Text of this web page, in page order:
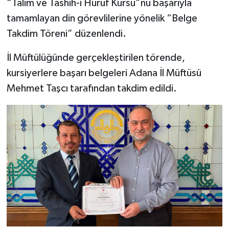
“Talim ve Tashih-i Huruf Kursu”nu başarıyla
tamamlayan din görevlilerine yönelik “Belge
Takdim Töreni” düzenlendi.
İl Müftülüğünde gerçekleştirilen törende,
kursiyerlere başarı belgeleri Adana İl Müftüsü
Mehmet Taşcı tarafından takdim edildi.
Bayburt Müftülüğü
Bilecik Müftülüğü
Bingöl Müftülüğü
Bitlis Müftülüğü
Bolu Müftülüğü
Burdur Müftülüğü
Bursa Müftülüğü
Çanakkale Müftülüğü
Çankırı Müftülüğü
Zekat
Eğitim
Kültür-Sanat
Sağlık
Makaleler
Ekonomi
Duyurular
Podcast
Bilim, Teknoloji